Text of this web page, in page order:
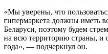
«Мы уверены, что
гипермаркета должны иметь
Беларуси, поэтому будем
на всю территорию страны, и
года», — подчеркнул он.